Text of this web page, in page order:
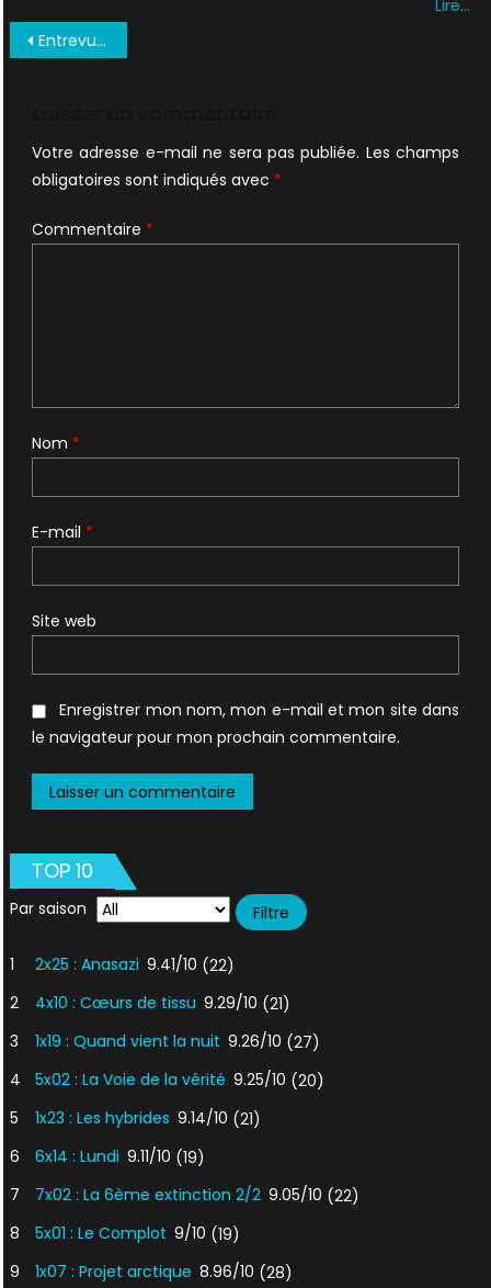
Lire…
Navigation
Entrevue Mai 1996 02
Votre adresse e-mail ne sera pas publiée. Les champs
obligatoires sont indiqués avec *
Commentaire *
Nom *
E-mail *
Site web
Enregistrer mon nom, mon e-mail et mon site dans
le navigateur pour mon prochain commentaire.
TOP 10
Par saison
1 2x25 : Anasazi 9.41/10 (22)
2
4x10 : Cœurs de tissu 9.29/10 (21)
3
1x19 : Quand vient la nuit 9.26/10 (27)
4
5x02 : La Voie de la vérité 9.25/10 (20)
5
1x23 : Les hybrides 9.14/10 (21)
6
6x14 : Lundi 9.11/10 (19)
7
7x02 : La 6ème extinction 2/2 9.05/10 (22)
8
5x01 : Le Complot 9/10 (19)
9
1x07 : Projet arctique 8.96/10 (28)